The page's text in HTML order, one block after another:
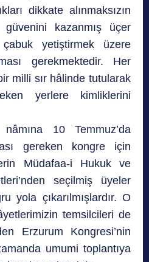
dikkate alınmaksızın
kazanmış üçer
yetiştirmek üzere
gerekmektedir. Her
milli sır hâlinde tutularak
yerlere kimliklerini
10 Temmuz’da
gereken kongre için
Müdafaa-i Hukuk ve
seçilmiş üyeler
yola çıkarılmışlardır. O
temsilcileri de
Erzurum Kongresi’nin
umumi toplantıya